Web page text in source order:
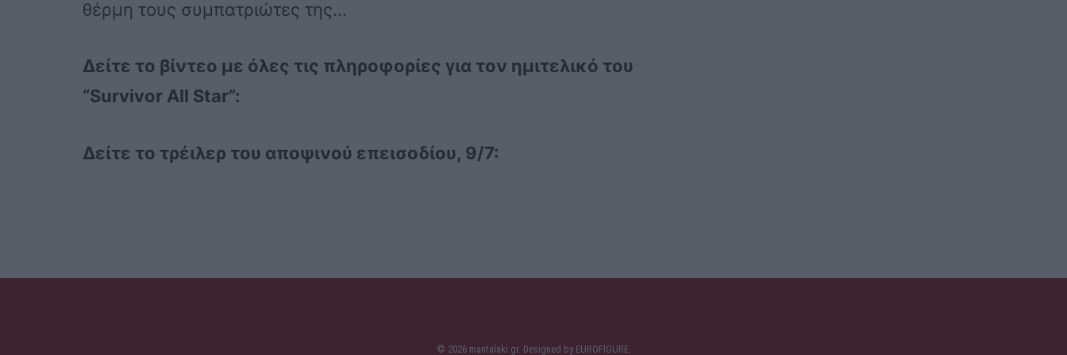
θέρμη τους συμπατριώτες της…
Δείτε το βίντεο με όλες τις πληροφορίες για τον ημιτελικό του
“Survivor All Star”:
Δείτε το τρέιλερ του αποψινού επεισοδίου, 9/7:
© 2026 mantalaki.gr. Designed by EUROFIGURE.